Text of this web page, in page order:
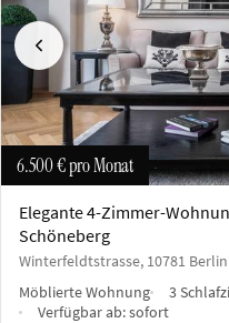
Vorherige
6.500 €pro Monat
Elegante 4-Zimmer-
Schöneberg
Winterfeldtstrasse, 10781
Möblierte Wohnung
3
Verfügbar ab:sofort